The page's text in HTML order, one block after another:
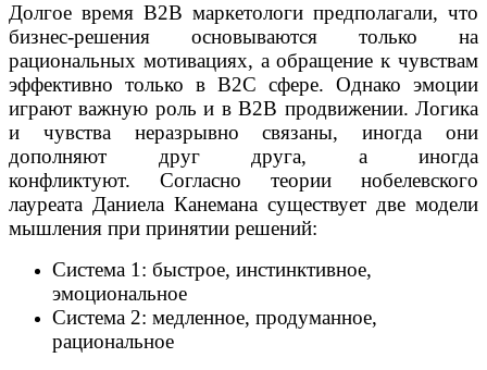
Долгое время B2B маркетологи предполагали, что
бизнес-решения основываются только на
рациональных мотивациях, а обращение к чувствам
эффективно только в B2C сфере. Однако эмоции
играют важную роль и в B2B продвижении. Логика
и чувства неразрывно связаны, иногда они
дополняют друг друга, а иногда
конфликтуют. Согласно теории нобелевского
лауреата Даниела Канемана существует две модели
мышления при принятии решений:
Система 1: быстрое, инстинктивное,
эмоциональное
Система 2: медленное, продуманное,
рациональное